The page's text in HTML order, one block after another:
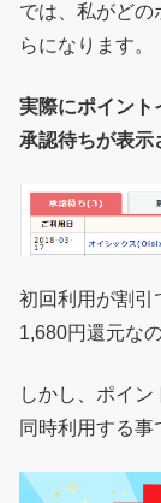
では、私がどの
らになります。
実際にポイント
承認待ちが表示
初回利用が割引
1,680円還元な
しかし、ポイ
同時利用する事